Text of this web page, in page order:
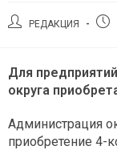
АвторРЕДАКЦИЯ
Для
округа
Администрация
приобретение 4-